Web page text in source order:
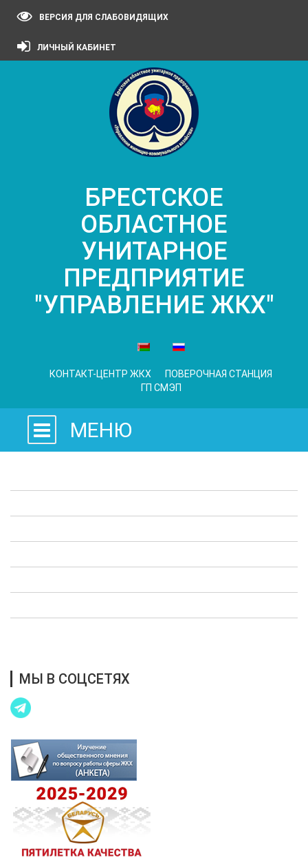
ВЕРСИЯ ДЛЯ СЛАБОВИДЯЩИХ
ЛИЧНЫЙ КАБИНЕТ
БРЕСТСКОЕ
ОБЛАСТНОЕ
УНИТАРНОЕ
ПРЕДПРИЯТИЕ
"УПРАВЛЕНИЕ ЖКХ"
КОНТАКТ-ЦЕНТР ЖКХ
ПОВЕРОЧНАЯ СТАНЦИЯ
ГП СМЭП
МЕНЮ
МЫ В СОЦСЕТЯХ